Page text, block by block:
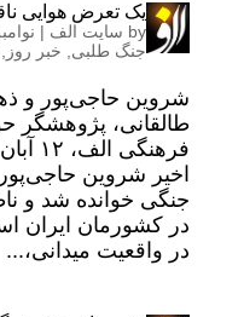
یک تعرض هوایی
by سایت الف | نوامبر 3, 2024 9:54
جنگ طلبی
خبر روز
شروین حاجی‌پور و
طالقانی، پژوهشگر
اخیر شروین
جنگی خوانده شد و
در کشورمان ایران
در واقعیت میدانی،...